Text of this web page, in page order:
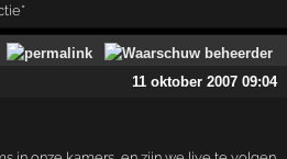
11 oktober 2007 09:04